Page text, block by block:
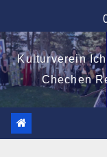
Inhalt
springen
Kulturverein
Chechen